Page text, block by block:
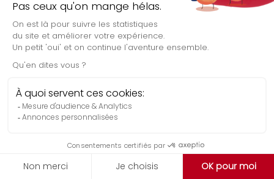
Évaluation gratuite
mise surtout sur le design, l’UX et les expériences web
sur les animations, les intégrations et la conversion.
Bien que basée à Montréal, sa fiche Webflow indique
seulement l’anglais comme langue de service
(rassurez-vous, il se peut que ce soit un simple oubli
puisque l’agence présente également son site en
français).
entreprises qui veulent un site Webflow très soigné
visuellement, mais ce n’est probablement pas l’option